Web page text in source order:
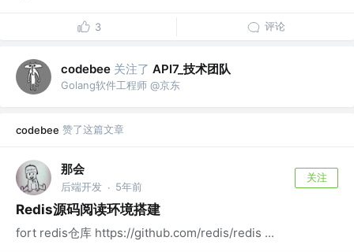
3 评论
codebee 关注了 API7_技术团队
Golang软件工程师 @京东
codebee 赞了这篇文章
那会
后端开发 · 5年前
关注
Redis源码阅读环境搭建
fort redis仓库 https://github.com/redis/redis ...